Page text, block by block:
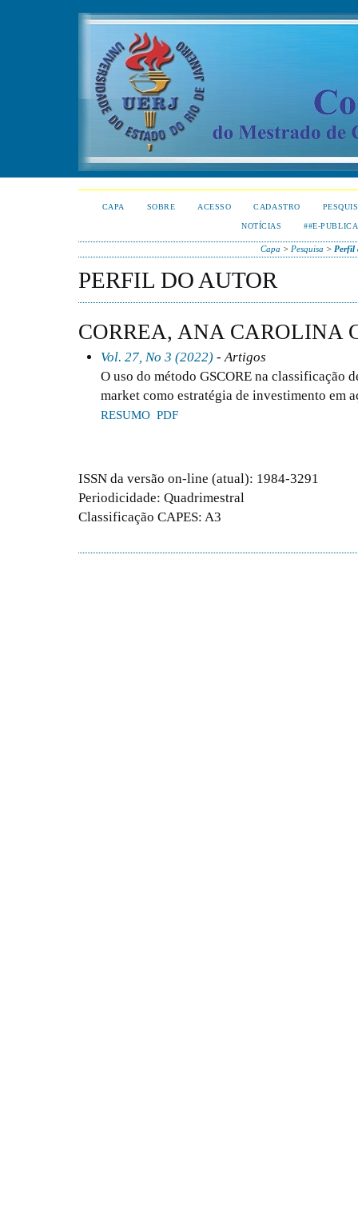
CAPA SOBRE ACESSO CADASTRO
NOTÍCIAS ##E-
Capa > Pesquisa > Perfil
PERFIL DO AUTOR
CORREA, ANA CAROLINA
Vol. 27, No 3 (2022) - Artigos
O uso do método GSCORE na classificação
market como estratégia de investimento em
RESUMO PDF
ISSN da versão on-line (atual): 1984-3291
Periodicidade: Quadrimestral
Classificação CAPES: A3